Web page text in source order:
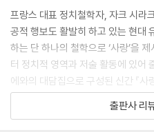
직접적 결과예요.
---「1장 사랑 혁명」중에서
당신은 개인적 사랑과 사랑 혁명의
장선상에서 우리는 최초의 인본주
고 보아야 합니다. 첫 번째 인본주
조차도 그러한 우를 범했지요. 우리
프랑스 대표 정치철학자, 자크 시라
공적 행보도 활발히 하고 있는 현대
하는 단 하나의 철학으로 ‘사랑’을
터 정치적 영역과 저술 활동에 있어
에와의 대담집으로 구성된 신간 『사
이 세상을 설명하는 단 하나의 원리
간의 결합인 타산적 결혼을 대체하
출판사 리